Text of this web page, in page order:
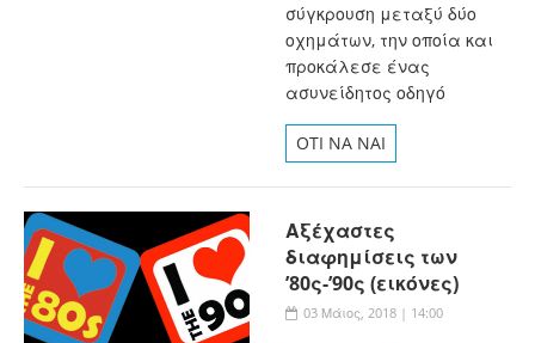
σύγκρουση μεταξύ δύο
οχημάτων, την οποία και
προκάλεσε ένας
ασυνείδητος οδηγό
OTI NA NAI
Αξέχαστες
διαφημίσεις των
’80ς-’90ς (εικόνες)
03 Μάιος, 2018 | 14:00